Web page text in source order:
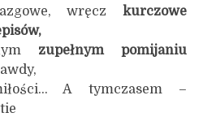
wręczkurczowe
zupełnym pomijaniu
A tymczasem –